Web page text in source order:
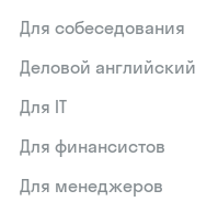
Для собеседования
Деловой английский
Для IT
Для финансистов
Для менеджеров